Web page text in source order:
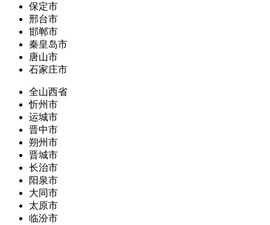
保定市
邢台市
邯郸市
秦皇岛市
唐山市
石家庄市
全山西省
忻州市
运城市
晋中市
朔州市
晋城市
长治市
阳泉市
大同市
太原市
临汾市